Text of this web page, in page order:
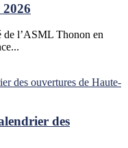
l’ASML Thonon en
des